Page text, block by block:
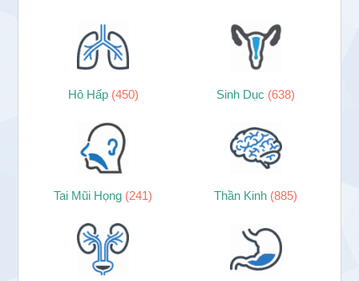
Hô Hấp (450) Sinh Dục (638)
Tai Mũi Họng (241) Thần Kinh (885)